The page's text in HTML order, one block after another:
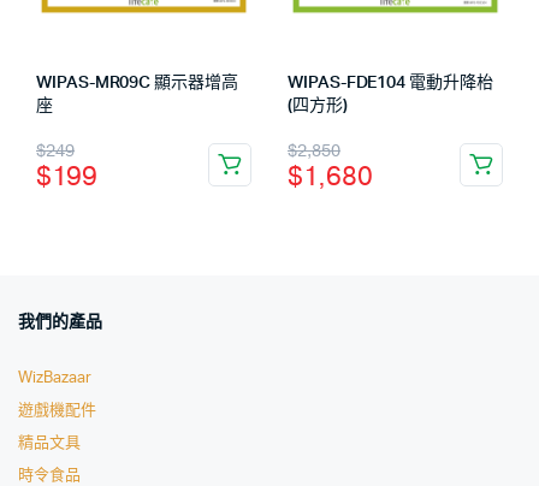
WIPAS-MR09C 顯示器增高
座
$249
$199
WIPAS-FDE104 電動升降枱
(四方形)
$2,850
$1,680
我們的產品
WizBazaar
遊戲機配件
精品文具
時令食品